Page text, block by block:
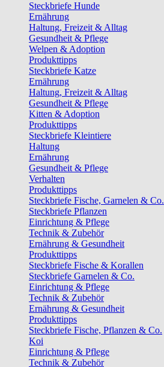
Steckbriefe Hunde
Ernährung
Haltung, Freizeit & Alltag
Gesundheit & Pflege
Welpen & Adoption
Produkttipps
Steckbriefe Katze
Ernährung
Haltung, Freizeit & Alltag
Gesundheit & Pflege
Kitten & Adoption
Produkttipps
Steckbriefe Kleintiere
Haltung
Ernährung
Gesundheit & Pflege
Verhalten
Produkttipps
Steckbriefe Fische, Garnelen & Co.
Steckbriefe Pflanzen
Einrichtung & Pflege
Technik & Zubehör
Ernährung & Gesundheit
Produkttipps
Steckbriefe Fische & Korallen
Steckbriefe Garnelen & Co.
Einrichtung & Pflege
Technik & Zubehör
Ernährung & Gesundheit
Produkttipps
Steckbriefe Fische, Pflanzen & Co.
Koi
Einrichtung & Pflege
Technik & Zubehör